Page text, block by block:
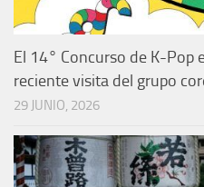
El 14° Concurso de K-Pop
reciente visita del grupo
29 JUNIO, 2026